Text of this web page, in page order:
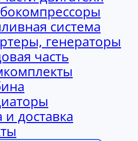
система
генераторы
часть
и доставка